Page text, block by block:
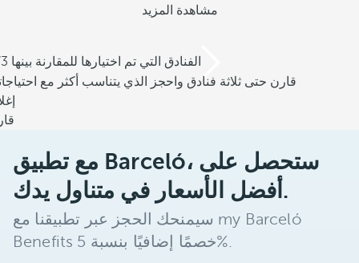
مشاهدة المزيد
/3 الفنادق التي تم اختيارها للمقارنة بينها
قارن حتى ثلاثة فنادق واحجز الذي يتناسب أكثر مع
مع تطبيق Barceló، ستحصل على
أفضل الأسعار في متناول يدك.
سيمنحك الحجز عبر تطبيقنا مع my Barceló
Benefits خصمًا إضافيًا بنسبة 5%.